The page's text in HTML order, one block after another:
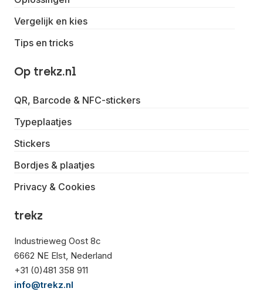
Vergelijk en kies
Tips en tricks
Op trekz.nl
QR, Barcode & NFC-stickers
Typeplaatjes
Stickers
Bordjes & plaatjes
Privacy & Cookies
trekz
Industrieweg Oost 8c
6662 NE Elst, Nederland
+31 (0)481 358 911
info@trekz.nl